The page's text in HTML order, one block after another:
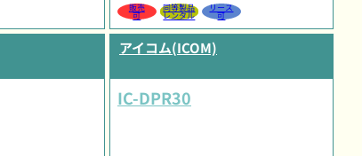
販売
可
同等製品
レンタル
リース
可
アイコム(ICOM)
IC-DPR30